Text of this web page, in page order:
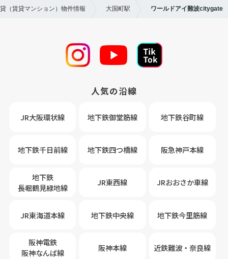
（賃貸マンション）物件情報 大国町駅 ワールドアイ難波citygate
人気の沿線
JR大阪環状線 地下鉄御堂筋線 地下鉄谷町線
地下鉄千日前線 地下鉄四つ橋線 阪急神戸本線
地下鉄
長堀鶴見緑地線
JR東西線 JRおおさか車線
JR東海道本線 地下鉄中央線 地下鉄今里筋線
阪神電鉄
阪神なんば線
阪神本線 近鉄難波・奈良線